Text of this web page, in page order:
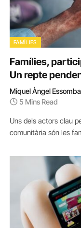
FAMÍLIES
Famílies,
Un repte
Miquel Àngel Essomba
5 Mins Read
Uns dels actors clau
comunitària són les